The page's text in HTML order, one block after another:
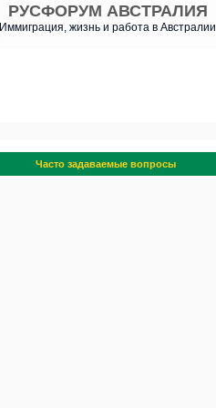
РУСФОРУМ АВСТРАЛИЯ
Иммиграция, жизнь и работа в Австралии
Часто задаваемые вопросы